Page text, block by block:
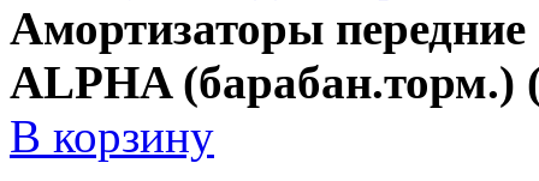
Амортизаторы
ALPHA (барабан.торм.)
В корзину